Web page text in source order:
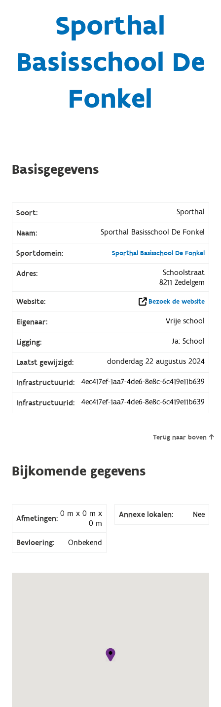
Sporthal
Basisschool De
Fonkel
Basisgegevens
Soort: Sporthal
Naam: Sporthal Basisschool De Fonkel
Sportdomein: Sporthal Basisschool De Fonkel
Adres:
Schoolstraat
8211 Zedelgem
Website:
Bezoek de website
Eigenaar: Vrije school
Ligging: Ja: School
Laatst gewijzigd: donderdag 22 augustus 2024
Infrastructuurid: 4ec417ef-1aa7-4de6-8e8c-6c419e11b639
Infrastructuurid: 4ec417ef-1aa7-4de6-8e8c-6c419e11b639
Terug naar boven
Bijkomende gegevens
Afmetingen: 0 m x 0 m x
0 m
Annexe lokalen: Nee
Bevloering: Onbekend